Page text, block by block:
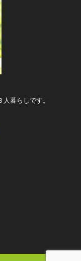
暮らしです。